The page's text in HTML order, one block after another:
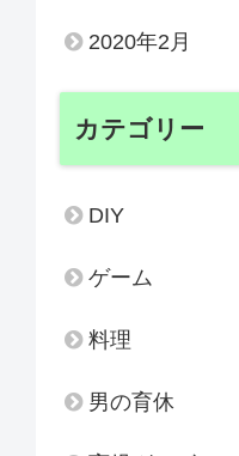
2020年2月
カテゴリー
DIY
ゲーム
料理
男の育休